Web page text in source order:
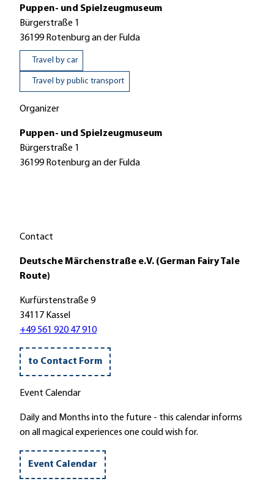
Puppen- und Spielzeugmuseum
Bürgerstraße 1
36199 Rotenburg an der Fulda
Travel by car
Travel by public transport
Organizer
Puppen- und Spielzeugmuseum
Bürgerstraße 1
36199 Rotenburg an der Fulda
Contact
Deutsche Märchenstraße e.V. (German Fairy Tale
Route)
Kurfürstenstraße 9
34117 Kassel
+49 561 920 47 910
to Contact Form
Event Calendar
Daily and Months into the future - this calendar informs
on all magical experiences one could wish for.
Event Calendar